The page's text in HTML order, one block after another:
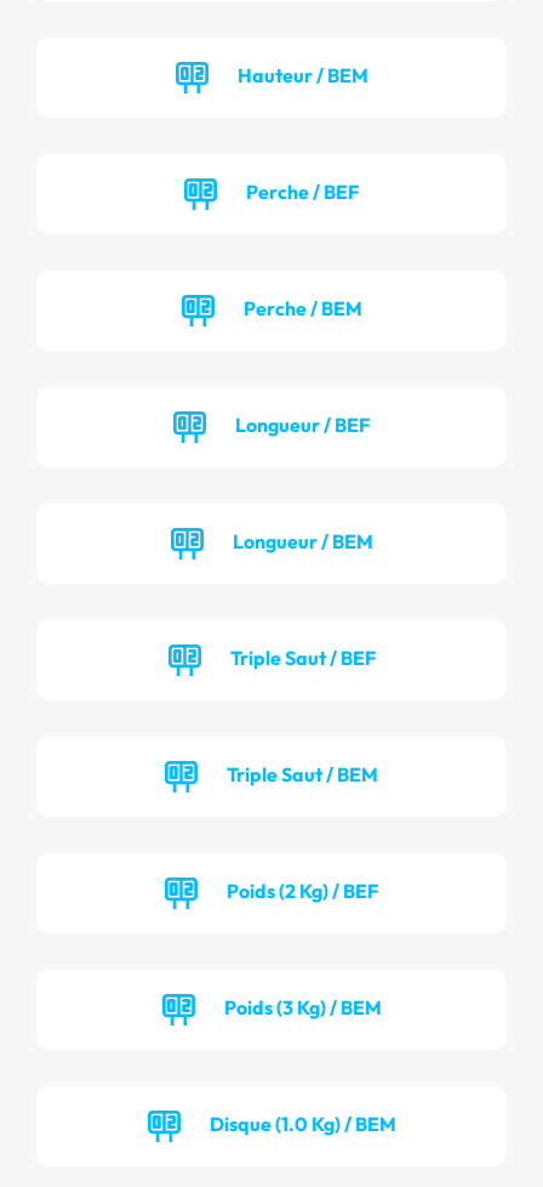
Hauteur / BEM
Perche / BEF
Perche / BEM
Longueur / BEF
Longueur / BEM
Triple Saut / BEF
Triple Saut / BEM
Poids (2 Kg) / BEF
Poids (3 Kg) / BEM
Disque (1.0 Kg) / BEM